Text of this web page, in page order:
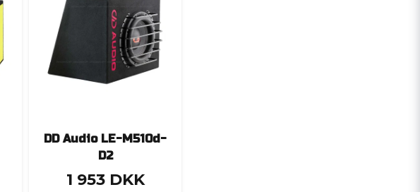
DD Audio LE-M510d-
D2
1 953 DKK